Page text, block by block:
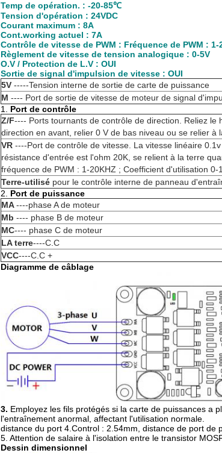
Temp de opération. : -20-85℃
Tension d'opération : 24VDC
Courant maximum : 8A
Cont.working actuel : 7A
Contrôle de vitesse de PWM : Fréquence de PWM :
Règlement de vitesse de tension analogique : 0-5V
O.V / Protection de L.V : OUI
Sortie de signal d'impulsion de vitesse : OUI
5V -----Tension interne de sortie de carte de puissance
M ---- Port de sortie de vitesse de moteur de signal
1. Port de contrôle
Z/F---- Ports tournants de contrôle de direction. Reliez le
direction en avant, relier 0 V de bas niveau ou se relier à
VR ----Port de contrôle de vitesse. La vitesse linéaire
résistance d'entrée est l'ohm 20K, se relient à la terre
fréquence de PWM : 1-20KHZ ; Coefficient d'utilisation 0-
Terre-utilisé pour le contrôle interne de panneau
2. Port de puissance
MA----phase A de moteur
Mb ---- phase B de moteur
MC---- phase C de moteur
LA terre----C.C
VCC----C.C +
Diagramme de câblage
3. Employez les fils protégés si la carte de puissances a
l'entraînement anormal, affectant l'utilisation normale.
distance du port 4.Control : 2.54mm, distance de port de
5. Attention de salaire à l'isolation entre le transistor
Dessin dimensionnel